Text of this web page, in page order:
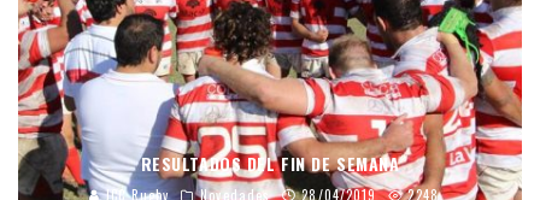
RESULTADOS DEL FIN DE SEMANA
JCC Rugby Novedades 28/04/2019 2248